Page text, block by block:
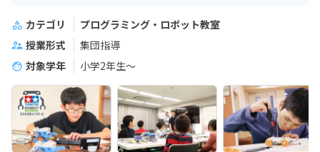
カテゴリ
プログラミング・ロボット教室
授業形式
集団指導
対象学年
小学2年生〜